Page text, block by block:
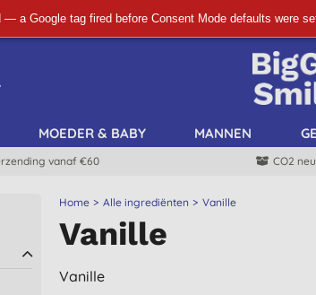
a Google tag fired before Consent Mode defaults were
SCHRIJF ME IN!
MOEDER & BABY MANNEN
vanaf €60 CO2
Home Alle ingrediënten Vanille
Vanille
Vanille